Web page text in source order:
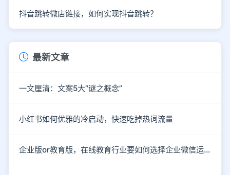
抖音跳转微店链接，如何实现抖音跳转？
最新文章
一文厘清：文案5大“谜之概念”
小红书如何优雅的冷启动，快速吃掉热词流量
企业版or教育版，在线教育行业要如何选择企业微信运营私域流量？